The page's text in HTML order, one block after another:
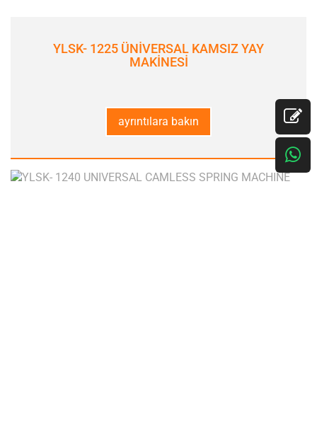
YLSK- 1225 ÜNİVERSAL KAMSIZ YAY
MAKİNESİ
ayrıntılara bakın